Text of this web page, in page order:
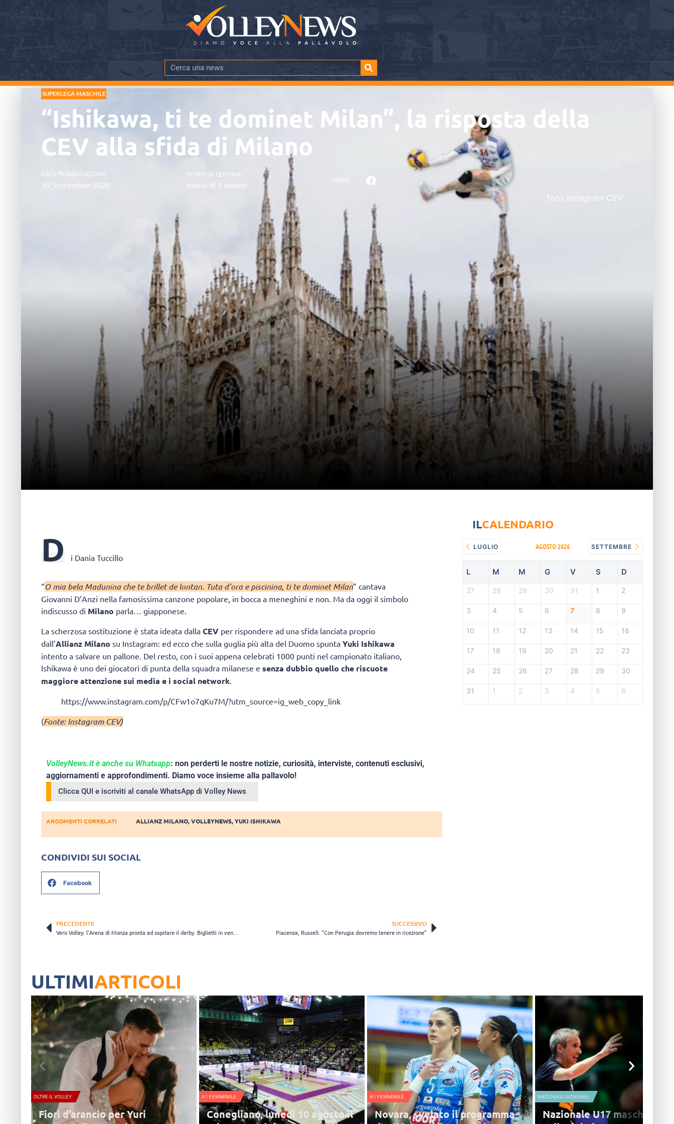
SUPERLEGA MASCHILE
“Ishikawa, ti te dominet Milan”, la risposta della
CEV alla sfida di Milano
DATA PUBBLICAZIONE
30 Settembre 2020
TEMPO DI LETTURA
meno di 3 minuti SHARE
Foto Instagram CEV
D i Dania Tuccillo
“O mia bela Madunina che te brillet de lontan. Tuta d’ora e piscinina, ti te dominet Milan” cantava
Giovanni D’Anzi nella famosissima canzone popolare, in bocca a meneghini e non. Ma da oggi il simbolo
indiscusso di Milano parla… giapponese.
La scherzosa sostituzione è stata ideata dalla CEV per rispondere ad una sfida lanciata proprio
dall’Allianz Milano su Instagram: ed ecco che sulla guglia più alta del Duomo spunta Yuki Ishikawa
intento a salvare un pallone. Del resto, con i suoi appena celebrati 1000 punti nel campionato italiano,
Ishikawa è uno dei giocatori di punta della squadra milanese e senza dubbio quello che riscuote
maggiore attenzione sui media e i social network
https://www.instagram.com/p/CFw1o7qKu7M/?utm_source=ig_web_copy_link
(Fonte: Instagram CEV)
VolleyNews.it è anche su Whatsapp: non perderti le nostre notizie, curiosità, interviste, contenuti esclusivi,
aggiornamenti e approfondimenti. Diamo voce insieme alla pallavolo!
Clicca QUI e iscriviti al canale WhatsApp di Volley News
ARGOMENTI CORRELATI ALLIANZ MILANO,VOLLEYNEWS,YUKI ISHIKAWA
CONDIVIDI SUI SOCIAL
Facebook
PRECEDENTE SUCCESSIVO
Piacenza, Russell: “Con Perugia dovremo tenere in ricezione”
ILCALENDARIO
LUGLIO AGOSTO 2026 SETTEMBRE
L M M G V S D
27 28 29 30 31 1 2
3 4 5 6 7 8 9
10 11 12 13 14 15 16
17 18 19 20 21 22 23
24 25 26 27 28 29 30
31 1 2 3 4 5 6
ULTIMIARTICOLI
OLTRE IL VOLLEY
Fiori d’arancio per Yuri
A1 FEMMINILE
Conegliano, lunedì 10 agosto il
A1 FEMMINILE
Novara, svelato il programma
NAZIONALI GIOVANILI
Nazionale U17 maschile,